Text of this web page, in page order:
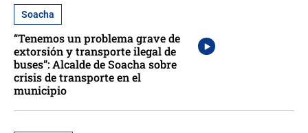
Soacha
“Tenemos un problema grave de
extorsión y transporte ilegal de
buses”: Alcalde de Soacha sobre
crisis de transporte en el
municipio